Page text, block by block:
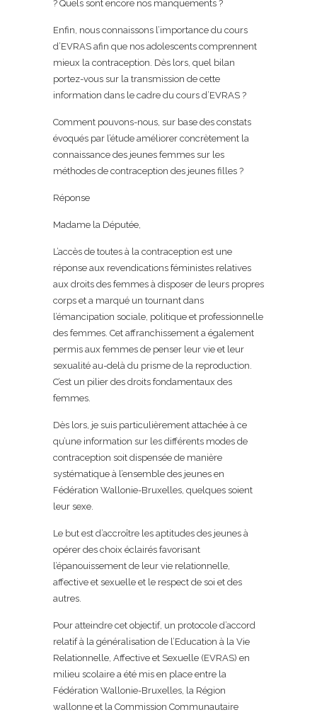
? Quels sont encore nos manquements ?
Enfin, nous connaissons l’importance du cours
d’EVRAS afin que nos adolescents comprennent
mieux la contraception. Dès lors, quel bilan
portez-vous sur la transmission de cette
information dans le cadre du cours d’EVRAS ?
Comment pouvons-nous, sur base des constats
évoqués par l’étude améliorer concrètement la
connaissance des jeunes femmes sur les
méthodes de contraception des jeunes filles ?
Réponse
Madame la Députée,
L’accès de toutes à la contraception est une
réponse aux revendications féministes relatives
aux droits des femmes à disposer de leurs propres
corps et a marqué un tournant dans
l’émancipation sociale, politique et professionnelle
des femmes. Cet affranchissement a également
permis aux femmes de penser leur vie et leur
sexualité au-delà du prisme de la reproduction.
C’est un pilier des droits fondamentaux des
femmes.
Dès lors, je suis particulièrement attachée à ce
qu’une information sur les différents modes de
contraception soit dispensée de manière
systématique à l’ensemble des jeunes en
Fédération Wallonie-Bruxelles, quelques soient
leur sexe.
Le but est d’accroître les aptitudes des jeunes à
opérer des choix éclairés favorisant
l’épanouissement de leur vie relationnelle,
affective et sexuelle et le respect de soi et des
autres.
Pour atteindre cet objectif, un protocole d’accord
relatif à la généralisation de l’Education à la Vie
Relationnelle, Affective et Sexuelle (EVRAS) en
milieu scolaire a été mis en place entre la
Fédération Wallonie-Bruxelles, la Région
wallonne et la Commission Communautaire